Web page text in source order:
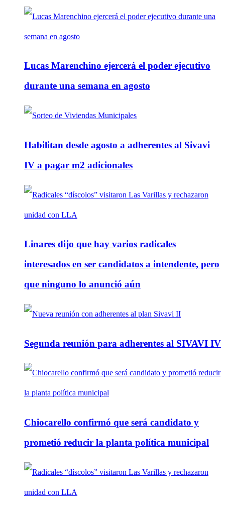
Lucas Marenchino ejercerá el poder ejecutivo
durante una semana en agosto
Habilitan desde agosto a adherentes al Sivavi
IV a pagar m2 adicionales
Linares dijo que hay varios radicales
interesados en ser candidatos a intendente, pero
que ninguno lo anunció aún
Segunda reunión para adherentes al SIVAVI IV
Chiocarello confirmó que será candidato y
prometió reducir la planta política municipal